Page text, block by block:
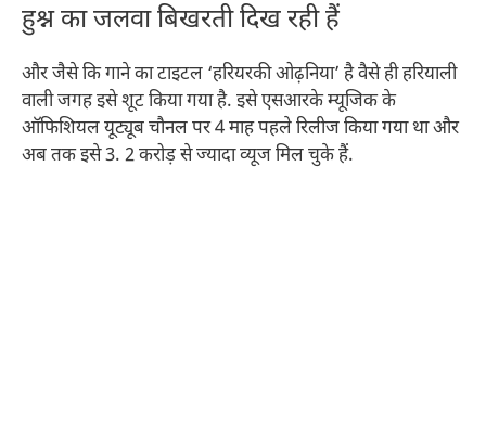
हुश्न का जलवा बिखरती दिख रही हैं
और जैसे कि गाने का टाइटल ‘हरियरकी ओढ़निया’ है वैसे ही हरियाली
वाली जगह इसे शूट किया गया है. इसे एसआरके म्यूजिक के
ऑफिशियल यूट्यूब चौनल पर 4 माह पहले रिलीज किया गया था और
अब तक इसे 3. 2 करोड़ से ज्यादा व्यूज मिल चुके हैं.